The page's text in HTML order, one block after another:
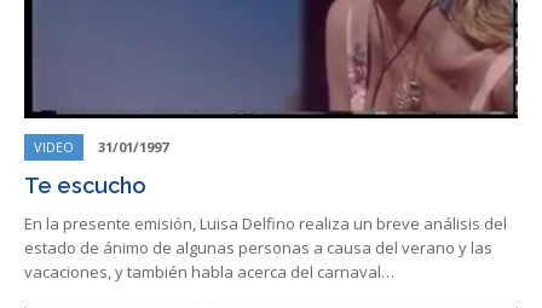
VIDEO 31/01/1997
Te escucho
En la presente emisión, Luisa Delfino realiza un breve análisis del
estado de ánimo de algunas personas a causa del verano y las
vacaciones, y también habla acerca del carnaval…